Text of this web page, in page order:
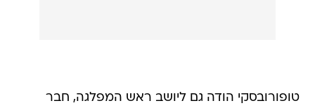
טופורובסקי הודה גם ליושב ראש המפלגה, חבר